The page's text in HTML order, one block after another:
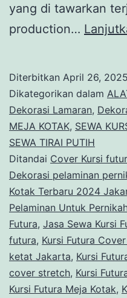
yang di tawarkan
production…
Diterbitkan April 26, 2025
Dikategorikan dalam
Dekorasi Lamaran,
MEJA KOTAK, SEWA
SEWA TIRAI PUTIH
Ditandai Cover Kursi
Dekorasi pelaminan
Kotak Terbaru 2024
Pelaminan Untuk
Futura, Jasa Sewa Kursi
futura, Kursi Futura
ketat Jakarta, Kursi
cover stretch, Kursi
Kursi Futura Meja Kotak,